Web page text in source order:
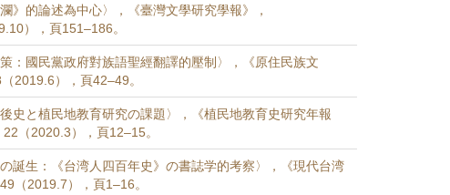
瀾》的論述為中心〉，《臺灣文學研究學報》，
），頁151–186。
策：國民黨政府對族語聖經翻譯的壓制〉，《原住民族文
2019.6），頁42–49。
後史と植民地教育研究の課題〉，《植民地教育史研究年報
（2020.3），頁12–15。
の誕生：《台湾人四百年史》の書誌学的考察〉，《現代台湾
（2019.7），頁1–16。